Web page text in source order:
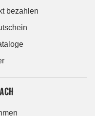
bezahlen